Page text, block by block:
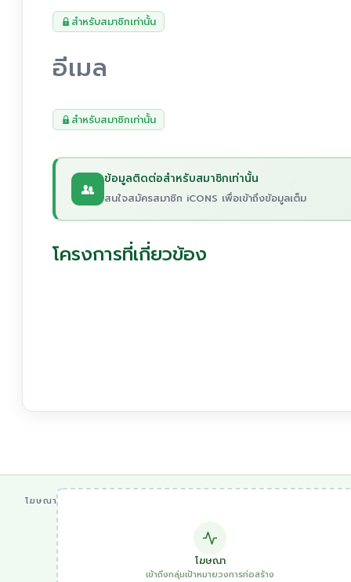
สำหรับสมาชิกเท่านั้น
อีเมล
สำหรับสมาชิกเท่านั้น
ข้อมูลติดต่อสำหรับสมาชิกเท่านั้น
สนใจสมัครสมาชิก iCONS เพื่อเข้าถึงข้อมูลเต็ม
โครงการที่เกี่ยวข้อง
โฆษณา
โฆษณา
เข้าถึงกลุ่มเป้าหมายวงการก่อสร้าง